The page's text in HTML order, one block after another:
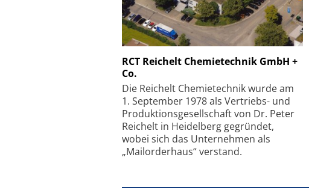
RCT Reichelt Chemietechnik GmbH +
Co.
Die Reichelt Chemietechnik wurde am
1. September 1978 als Vertriebs- und
Produktionsgesellschaft von Dr. Peter
Reichelt in Heidelberg gegründet,
wobei sich das Unternehmen als
„Mailorderhaus“ verstand.
Schäfter + Kirchhoff GmbH
Feinfokussierungsmechanismus